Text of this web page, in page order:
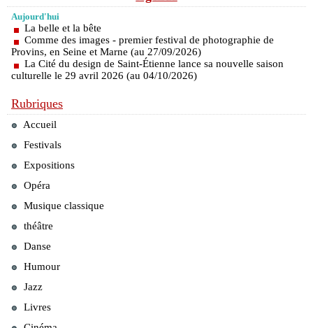
Aujourd'hui
La belle et la bête
Comme des images - premier festival de photographie de
Provins, en Seine et Marne (au 27/09/2026)
La Cité du design de Saint-Étienne lance sa nouvelle saison
culturelle le 29 avril 2026 (au 04/10/2026)
Rubriques
Accueil
Festivals
Expositions
Opéra
Musique classique
théâtre
Danse
Humour
Jazz
Livres